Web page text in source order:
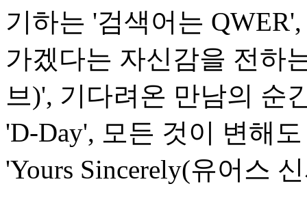
기하는 '검색어는
가겠다는 자신감을 전하
브)', 기다려온 만남의 순
'D-Day', 모든 것이 변해
'Yours Sincerely(유어스